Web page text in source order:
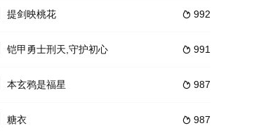
放松解压，以更
、上门女婿也趁机闹起了分家。而十五也没想到一时的见
，阮糖的爸爸收留了一心来学厨的汪墨宇。在汪墨宇的影响
了十个耐人寻味、发人深思的故事。虽为保护国家财产而负
 992
提剑映桃花
 991
铠甲勇士刑天,守护初心
 987
本玄鸦是福星
 987
糖衣